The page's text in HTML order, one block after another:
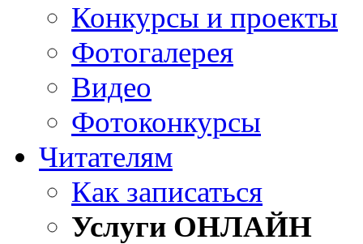
Конкурсы и проекты
Фотогалерея
Видео
Фотоконкурсы
Читателям
Как записаться
Услуги ОНЛАЙН